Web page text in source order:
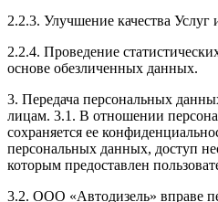
2.2.3. Улучшение качества Услуг
2.2.4. Проведение
основе обезличенных данных.
3. Передача персональных
лицам. 3.1. В отношении
сохраняется ее
персональных данных, доступ
которым предоставлен
3.2. ООО «Автодизель» вправе